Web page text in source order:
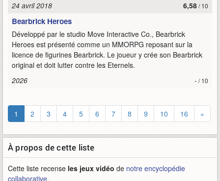
24 avril 2018
6,58/ 10
Bearbrick Heroes
Développé par le studio Move Interactive Co., Bearbrick
Heroes est présenté comme un MMORPG reposant sur la
licence de figurines Bearbrick. Le joueur y crée son Bearbrick
original et doit lutter contre les Eternels.
2026
- / 10
1 2 3 4 5 6 7 8 9 10 16 »
À propos de cette liste
Cette liste recense les jeux vidéo de notre encyclopédie
collaborative.